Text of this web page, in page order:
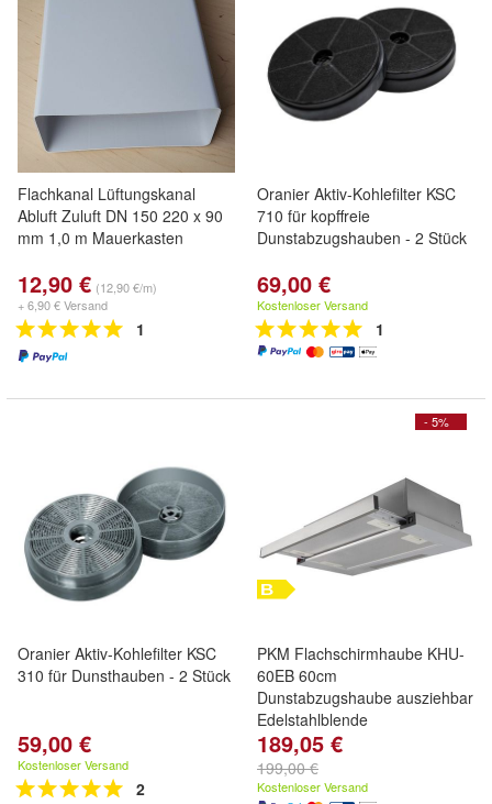
Flachkanal Lüftungskanal
Abluft Zuluft DN 150 220 x 90
mm 1,0 m Mauerkasten
12,90 € (12,90 €/m)
+ 6,90 € Versand
1
Oranier Aktiv-Kohlefilter KSC
710 für kopffreie
Dunstabzugshauben - 2 Stück
69,00 €
Kostenloser Versand
1
Oranier Aktiv-Kohlefilter KSC
310 für Dunsthauben - 2 Stück
59,00 €
Kostenloser Versand
2
- 5%
PKM Flachschirmhaube KHU-
60EB 60cm
Dunstabzugshaube ausziehbar
Edelstahlblende
189,05 €
199,00 €
Kostenloser Versand